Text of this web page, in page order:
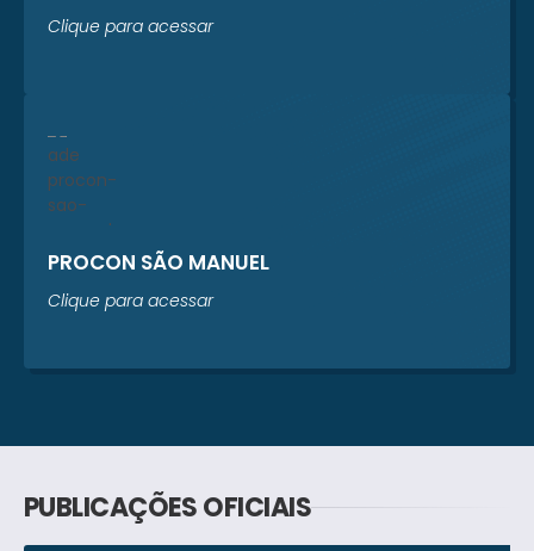
Clique para acessar
PROCON SÃO MANUEL
Clique para acessar
PUBLICAÇÕES OFICIAIS